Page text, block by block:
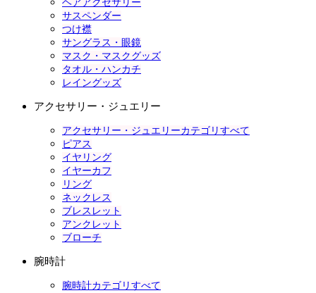
ヘアアクセサリー
サスペンダー
つけ襟
サングラス・眼鏡
マスク・マスクグッズ
タオル・ハンカチ
レイングッズ
アクセサリー・ジュエリー
アクセサリー・ジュエリーカテゴリすべて
ピアス
イヤリング
イヤーカフ
リング
ネックレス
ブレスレット
アンクレット
ブローチ
腕時計
腕時計カテゴリすべて